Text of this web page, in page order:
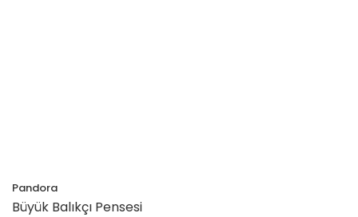
Pandora
Büyük Balıkçı Pensesi